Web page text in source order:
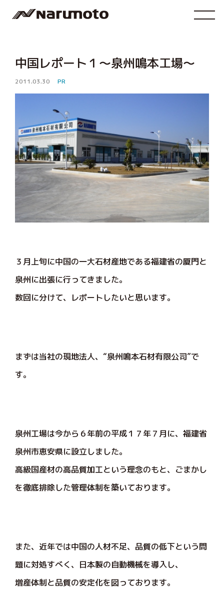
中国レポート１～泉州鳴本工場～
2011.03.30 PR
３月上旬に中国の一大石材産地である福建省の厦門と
泉州に出張に行ってきました。
数回に分けて、レポートしたいと思います。
まずは当社の現地法人、“泉州鳴本石材有限公司”で
す。
泉州工場は今から６年前の平成１７年７月に、福建省
泉州市恵安県に設立しました。
高級国産材の高品質加工という理念のもと、ごまかし
を徹底排除した管理体制を築いております。
また、近年では中国の人材不足、品質の低下という問
題に対処すべく、日本製の自動機械を導入し、
増産体制と品質の安定化を図っております。